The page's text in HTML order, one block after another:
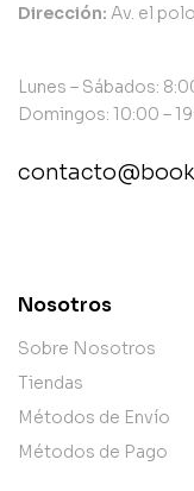
Dirección: Av. el
Lunes – Sábados:
Domingos: 10:00 –
Nosotros
Sobre Nosotros
Tiendas
Métodos de Envío
Métodos de Pago